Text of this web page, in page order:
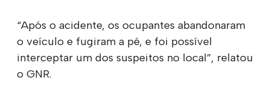
“Após o acidente, os ocupantes abandonaram
o veículo e fugiram a pé, e foi possível
interceptar um dos suspeitos no local”, relatou
o GNR.